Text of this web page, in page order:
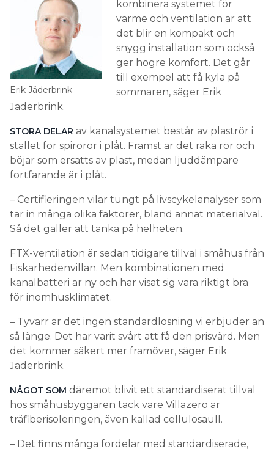
Erik Jäderbrink
kombinera systemet för
värme och ventilation är att
det blir en kompakt och
snygg installation som också
ger högre komfort. Det går
till exempel att få kyla på
sommaren, säger Erik
Jäderbrink.
STORA DELAR av kanalsystemet består av plaströr i
stället för spirorör i plåt. Främst är det raka rör och
böjar som ersatts av plast, medan ljuddämpare
fortfarande är i plåt.
– Certifieringen vilar tungt på livscykelanalyser som
tar in många olika faktorer, bland annat materialval.
Så det gäller att tänka på helheten.
FTX-ventilation är sedan tidigare tillval i småhus från
Fiskarhedenvillan. Men kombinationen med
kanalbatteri är ny och har visat sig vara riktigt bra
för inomhusklimatet.
– Tyvärr är det ingen standardlösning vi erbjuder än
så länge. Det har varit svårt att få den prisvärd. Men
det kommer säkert mer framöver, säger Erik
Jäderbrink.
NÅGOT SOM däremot blivit ett standardiserat tillval
hos småhusbyggaren tack vare Villazero är
träfiberisoleringen, även kallad cellulosaull.
– Det finns många fördelar med standardiserade,